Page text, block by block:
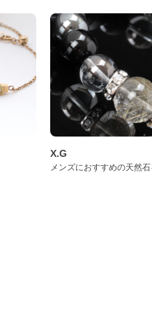
X.G
メンズにおすすめの天然